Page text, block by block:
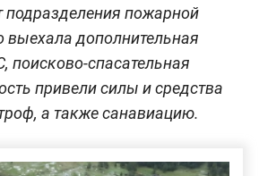
подразделения пожарной
выехала дополнительная
поисково-спасательная
привели силы и средства
а также санавиацию.